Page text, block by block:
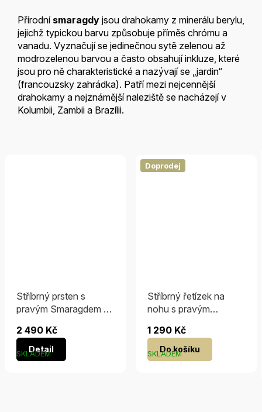
G
e
n
e
r
á
t
o
r
o
b
r
á
z
Přírodní smaragdy jsou drahokamy z minerálu berylu,
jejichž typickou barvu způsobuje příměs chrómu a
vanadu. Vyznačují se jedinečnou sytě zelenou až
modrozelenou barvou a často obsahují inkluze, které
jsou pro ně charakteristické a nazývají se „jardin“
(francouzsky zahrádka). Patří mezi nejcennější
drahokamy a nejznámější naleziště se nacházejí v
Kolumbii, Zambii a Brazílii.
Stříbrný prsten s
pravým Smaragdem a
SKLADEM
2 490 Kč
Detail
Doprodej
Stříbrný řetízek na
nohu s pravým
SKLADEM
1 290 Kč
Do košíku